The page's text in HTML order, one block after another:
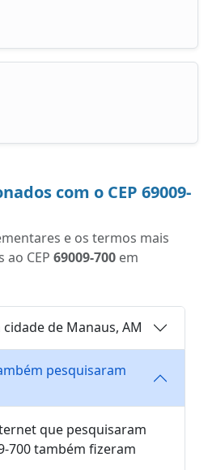
com o CEP 69009-
e os termos mais
ao CEP 69009-700 em
de Manaus, AM
pesquisaram
que pesquisaram
700 também fizeram